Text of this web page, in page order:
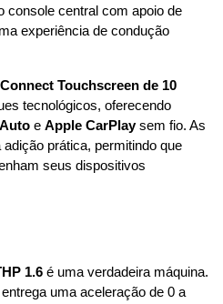
console central com apoio de
experiência de condução
Touchscreen de 10
tecnológicos, oferecendo
e Apple CarPlay
adição prática, permitindo que
seus dispositivos
1.6 é uma verdadeira máquina.
uma aceleração de 0 a